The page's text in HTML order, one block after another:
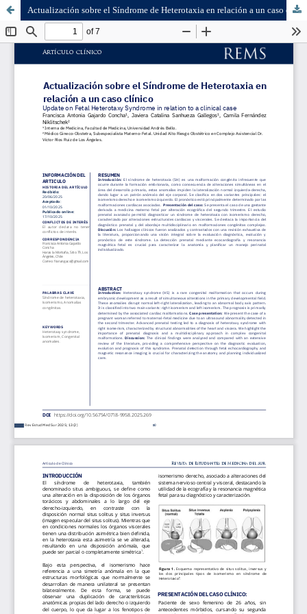
Actualización sobre el Síndrome de Heterotaxia en relación a un caso clínico